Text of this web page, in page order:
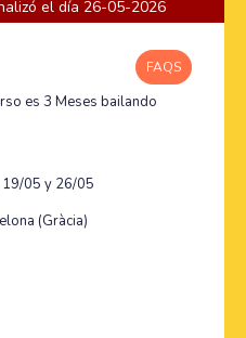
el día 26-05-2026
FAQS
es 3 Meses bailando
05 y 26/05
(Gràcia)